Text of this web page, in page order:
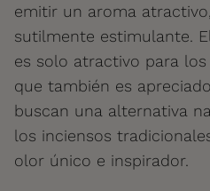
emitir un aroma
sutilmente estimulante.
es solo atractivo para
que también es
buscan una alternativa
los inciensos
olor único e inspirador.